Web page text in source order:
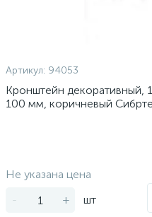
Артикул: 94053
Кронштейн декоративный,
100 мм, коричневый
Не указана цена
-
+ шт